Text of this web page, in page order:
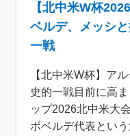
【北中米W杯
ベルデ、メッシ
一戦
【北中米W杯】ア
史的一戦目前に高
ップ2026北中米大
ボベルデ代表とい